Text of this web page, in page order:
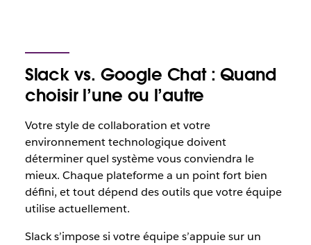
Slack vs. Google Chat : Quand
choisir l’une ou l’autre
Votre style de collaboration et votre
environnement technologique doivent
déterminer quel système vous conviendra le
mieux. Chaque plateforme a un point fort bien
défini, et tout dépend des outils que votre équipe
utilise actuellement.
Slack s’impose si votre équipe s’appuie sur un